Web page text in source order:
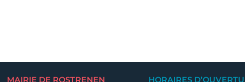
MAIRIE DE ROSTRENEN HORAIRES